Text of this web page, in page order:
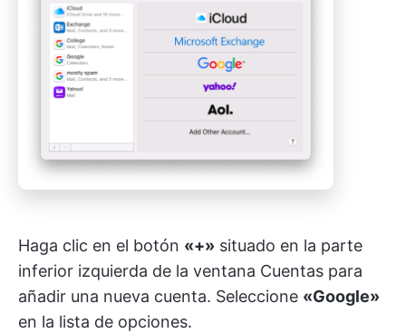
Haga clic en el botón «+» situado en la parte
inferior izquierda de la ventana Cuentas para
añadir una nueva cuenta. Seleccione «Google»
en la lista de opciones.